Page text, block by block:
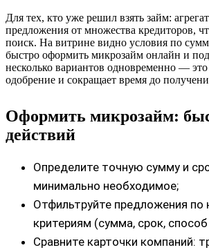
Для тех, кто уже решил взять займ:
предложения от множества кредиторов,
поиск. На витрине видно условия по
быстро оформить микрозайм онлайн и
несколько вариантов одновременно —
одобрение и сокращает время до
Оформить микрозайм:
действий
Определите точную сумму и
минимально необходимое;
Отфильтруйте предложения
критериям (сумма, срок,
Сравните карточки компаний: